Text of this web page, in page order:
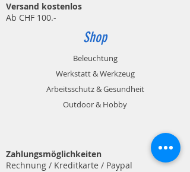
Versand kostenlos
Ab CHF 100.-
Shop
Beleuchtung
Werkstatt & Werkzeug
Arbeitsschutz & Gesundheit
Outdoor & Hobby
Zahlungsmöglichkeiten
Rechnung / Kreditkarte / Paypal